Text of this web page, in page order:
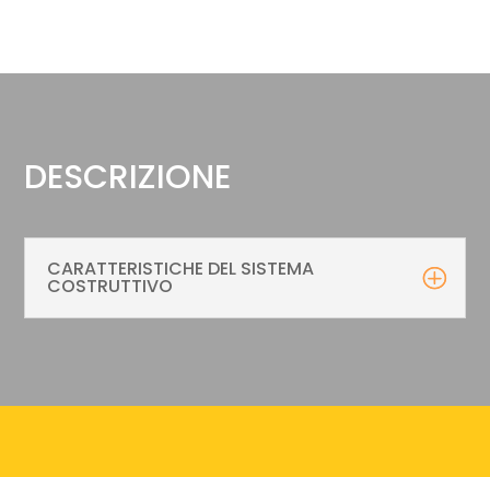
DESCRIZIONE
CARATTERISTICHE DEL SISTEMA
COSTRUTTIVO